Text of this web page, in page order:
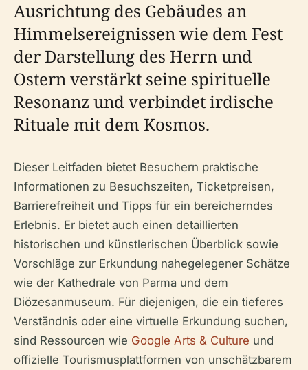
Ausrichtung des Gebäudes an
Himmelsereignissen wie dem Fest
der Darstellung des Herrn und
Ostern verstärkt seine spirituelle
Resonanz und verbindet irdische
Rituale mit dem Kosmos.
Dieser Leitfaden bietet Besuchern praktische
Informationen zu Besuchszeiten, Ticketpreisen,
Barrierefreiheit und Tipps für ein bereicherndes
Erlebnis. Er bietet auch einen detaillierten
historischen und künstlerischen Überblick sowie
Vorschläge zur Erkundung nahegelegener Schätze
wie der Kathedrale von Parma und dem
Diözesanmuseum. Für diejenigen, die ein tieferes
Verständnis oder eine virtuelle Erkundung suchen,
sind Ressourcen wie Google Arts & Culture und
offizielle Tourismusplattformen von unschätzbarem